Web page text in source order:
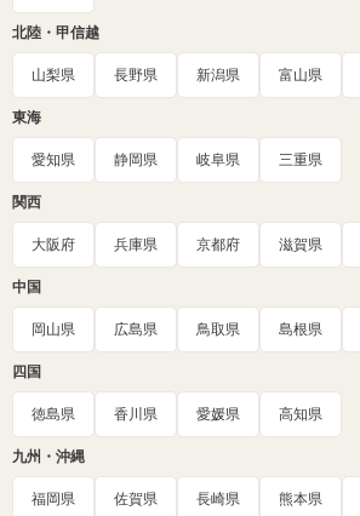
北陸・甲信越
山梨県 長野県 新潟県 富山県
東海
愛知県 静岡県 岐阜県 三重県
関西
大阪府 兵庫県 京都府 滋賀県
中国
岡山県 広島県 鳥取県 島根県
四国
徳島県 香川県 愛媛県 高知県
九州・沖縄
福岡県 佐賀県 長崎県 熊本県